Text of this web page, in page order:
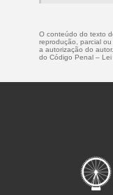
O conteúdo do texto
reprodução, parcial
a autorização do
do Código Penal – Lei